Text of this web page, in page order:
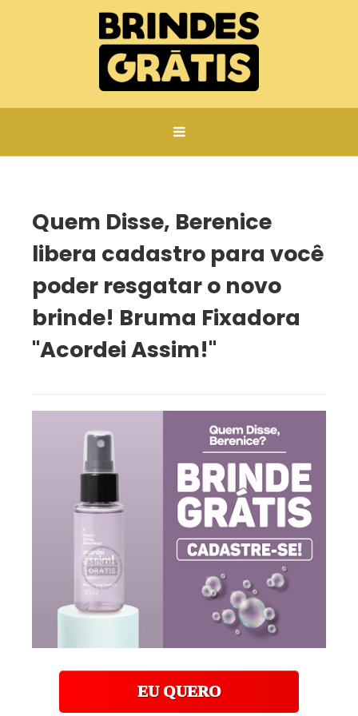
Quem Disse, Berenice
libera cadastro para você
poder resgatar o novo
brinde! Bruma Fixadora
"Acordei Assim!"